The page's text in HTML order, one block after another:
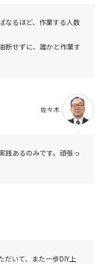
なるほど、作業する人数
断せずに、誰かと作業す
佐々木
践あるのみです。頑張っ
だいて、また一歩DIY上